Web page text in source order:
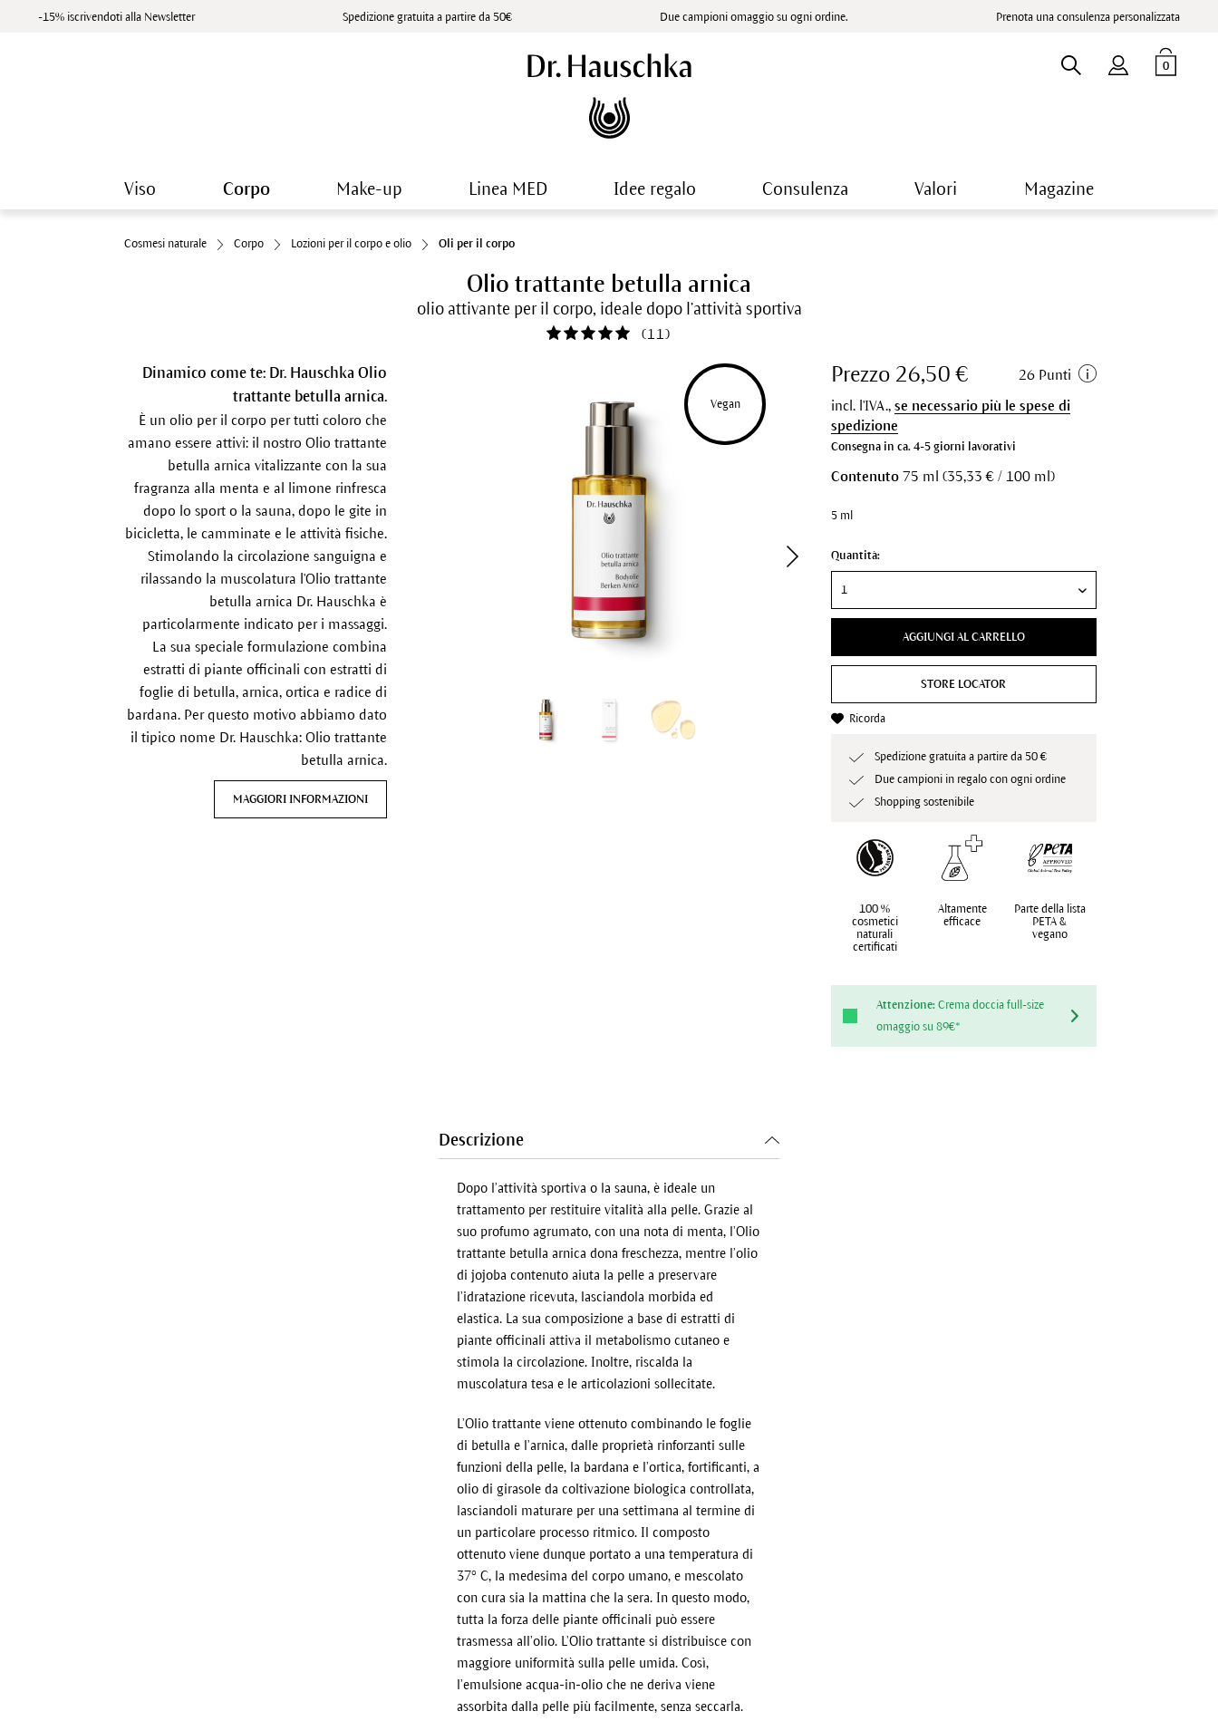
-15% iscrivendoti alla Newsletter Spedizione gratuita a partire da 50€ Due campioni omaggio su ogni ordine. Prenota una consulenza personalizzata
0
Viso Corpo Make-up Linea MED Idee regalo Consulenza Valori Magazine
Cosmesi naturale Corpo Lozioni per il corpo e olio Oli per il corpo
Olio trattante betulla arnica
olio attivante per il corpo, ideale dopo l’attività sportiva
(11)
Dinamico come te: Dr. Hauschka Olio
trattante betulla arnica.
È un olio per il corpo per tutti coloro che
amano essere attivi: il nostro Olio trattante
betulla arnica vitalizzante con la sua
fragranza alla menta e al limone rinfresca
dopo lo sport o la sauna, dopo le gite in
bicicletta, le camminate e le attività fisiche.
Stimolando la circolazione sanguigna e
rilassando la muscolatura l'Olio trattante
betulla arnica Dr. Hauschka è
particolarmente indicato per i massaggi.
La sua speciale formulazione combina
estratti di piante officinali con estratti di
foglie di betulla, arnica, ortica e radice di
bardana. Per questo motivo abbiamo dato
il tipico nome Dr. Hauschka: Olio trattante
betulla arnica.
MAGGIORI INFORMAZIONI
Vegan
Prezzo 26,50 € 26 Punti
incl. l'IVA.,se necessario più le spese di
spedizione
Consegna in ca. 4-5 giorni lavorativi
Contenuto 75 ml (35,33 € / 100 ml)
5 ml
Quantità:
AGGIUNGI AL CARRELLO
STORE LOCATOR
Ricorda
Spedizione gratuita a partire da 50 €
Due campioni in regalo con ogni ordine
Shopping sostenibile
100 %
cosmetici
naturali
certificati
Altamente
efficace
Parte della lista
PETA &
vegano
Attenzione: Crema doccia full-size
omaggio su 89€*
Descrizione
Dopo l’attività sportiva o la sauna, è ideale un
trattamento per restituire vitalità alla pelle. Grazie al
suo profumo agrumato, con una nota di menta, l’Olio
trattante betulla arnica dona freschezza, mentre l’olio
di jojoba contenuto aiuta la pelle a preservare
l’idratazione ricevuta, lasciandola morbida ed
elastica. La sua composizione a base di estratti di
piante officinali attiva il metabolismo cutaneo e
stimola la circolazione. Inoltre, riscalda la
muscolatura tesa e le articolazioni sollecitate.
L’Olio trattante viene ottenuto combinando le foglie
di betulla e l’arnica, dalle proprietà rinforzanti sulle
funzioni della pelle, la bardana e l’ortica, fortificanti, a
olio di girasole da coltivazione biologica controllata,
lasciandoli maturare per una settimana al termine di
un particolare processo ritmico. Il composto
ottenuto viene dunque portato a una temperatura di
37° C, la medesima del corpo umano, e mescolato
con cura sia la mattina che la sera. In questo modo,
tutta la forza delle piante officinali può essere
trasmessa all’olio. L’Olio trattante si distribuisce con
maggiore uniformità sulla pelle umida. Così,
l’emulsione acqua-in-olio che ne deriva viene
assorbita dalla pelle più facilmente, senza seccarla.